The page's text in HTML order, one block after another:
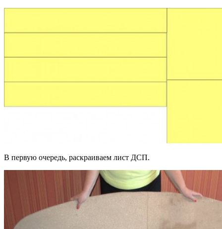
В первую очередь, раскраиваем лист ДСП.